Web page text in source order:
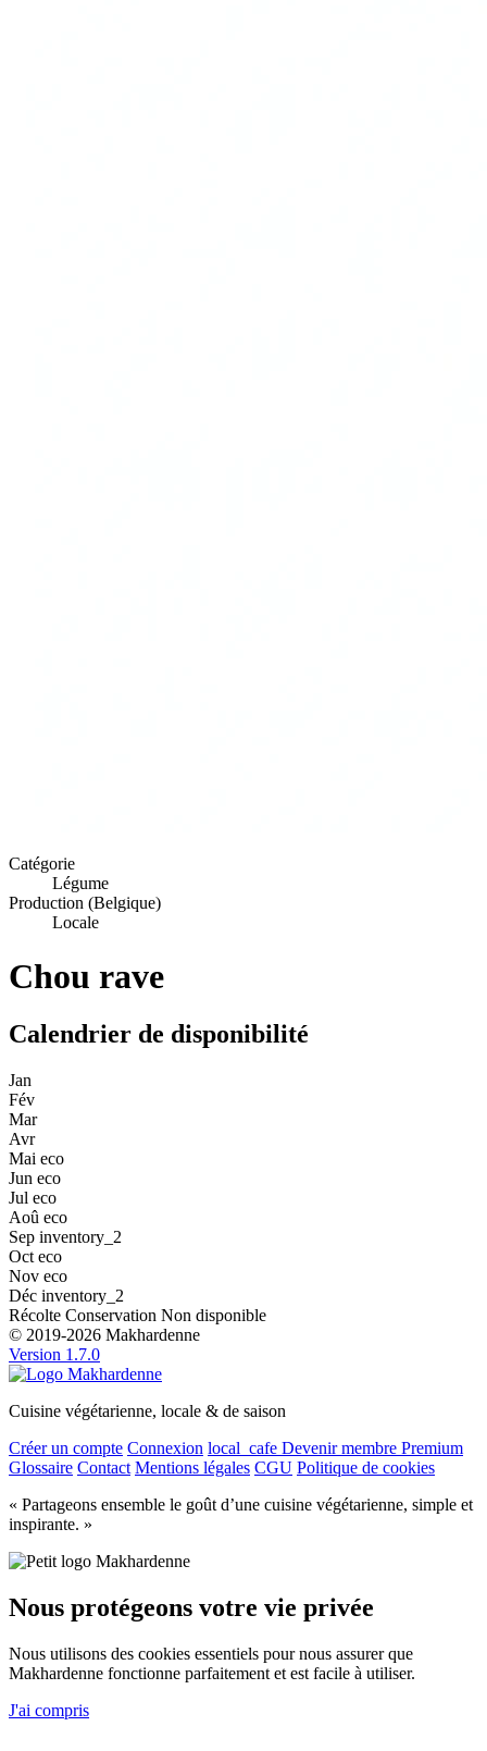
Catégorie
Légume
Production (Belgique)
Locale
Chou rave
Calendrier de disponibilité
Jan
Fév
Mar
Avr
Mai eco
Jun eco
Jul eco
Aoû eco
Sep inventory_2
Oct eco
Nov eco
Déc inventory_2
Récolte Conservation Non disponible
© 2019-2026 Makhardenne
Version 1.7.0
Cuisine végétarienne, locale & de saison
Créer un compte Connexion local_cafe Devenir membre Premium
Glossaire Contact Mentions légales CGU Politique de cookies
« Partageons ensemble le goût d’une cuisine végétarienne, simple et
inspirante. »
Nous protégeons votre vie privée
Nous utilisons des cookies essentiels pour nous assurer que
Makhardenne fonctionne parfaitement et est facile à utiliser.
J'ai compris